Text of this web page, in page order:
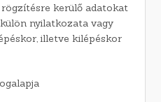
kerülő adatokat
nyilatkozata vagy
illetve kilépéskor